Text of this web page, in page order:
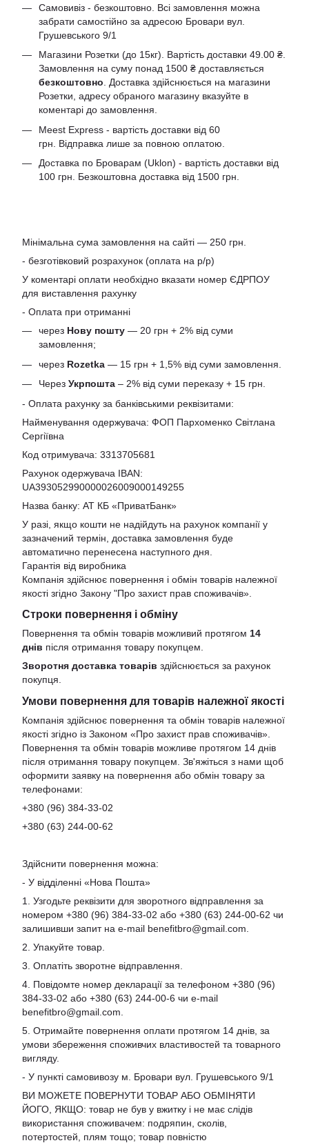
Самовивіз - безкоштовно. Всі замовлення можна
забрати самостійно за адресою Бровари вул.
Грушевського 9/1
Магазини Розетки (до 15кг). Вартість доставки 49.00 ₴.
Замовлення на суму понад 1500 ₴ доставляється
безкоштовно . Доставка здійснюється на магазини
Розетки, адресу обраного магазину вказуйте в
коментарі до замовлення.
Meest Express - вартість доставки від 60
грн. Відправка лише за повною оплатою.
Доставка по Броварам (Uklon) - вартість доставки від
100 грн. Безкоштовна доставка від 1500 грн.
Мінімальна сума замовлення на сайті — 250 грн.
- безготівковий розрахунок (оплата на р/р)
У коментарі оплати необхідно вказати номер ЄДРПОУ
для виставлення рахунку
- Оплата при отриманні
через Нову пошту — 20 грн + 2% від суми
замовлення;
через Rozetka — 15 грн + 1,5% від суми замовлення.
Через Укрпошта – 2% від суми переказу + 15 грн.
- Оплата рахунку за банківськими реквізитами:
Найменування одержувача: ФОП Пархоменко Світлана
Сергіївна
Код отримувача: 3313705681
Рахунок одержувача IBAN:
UA393052990000026009000149255
Назва банку: АТ КБ «ПриватБанк»
У разі, якщо кошти не надійдуть на рахунок компанії у
зазначений термін, доставка замовлення буде
автоматично перенесена наступного дня.
Гарантія від виробника
Компанія здійснює повернення і обмін товарів належної
якості згідно Закону "Про захист прав споживачів»
Строки повернення і обміну
Повернення та обмін товарів можливий протягом 14
днів після отримання товару покупцем.
Зворотня доставка товарів здійснюється за рахунок
покупця.
Умови повернення для товарів належної якості
Компанія здійснює повернення та обмін товарів належної
якості згідно із Законом «Про захист прав споживачів».
Повернення та обмін товарів можливе протягом 14 днів
після отримання товару покупцем. Зв'яжіться з нами щоб
оформити заявку на повернення або обмін товару за
телефонами:
+380 (96) 384-33-02
+380 (63) 244-00-62
Здійснити повернення можна:
- У відділенні «Нова Пошта»
1. Узгодьте реквізити для зворотного відправлення за
номером +380 (96) 384-33-02 або +380 (63) 244-00-62 чи
залишивши запит на e-mail benefitbro@gmail.com
2. Упакуйте товар.
3. Оплатіть зворотне відправлення.
4. Повідомте номер декларації за телефоном +380 (96)
384-33-02 або +380 (63) 244-00-6 чи e-mail
benefitbro@gmail.com
5. Отримайте повернення оплати протягом 14 днів, за
умови збереження споживчих властивостей та товарного
вигляду.
- У пункті самовивозу м. Бровари вул. Грушевського 9/1
ВИ МОЖЕТЕ ПОВЕРНУТИ ТОВАР АБО ОБМІНЯТИ
ЙОГО, ЯКЩО: товар не був у вжитку і не має слідів
використання споживачем: подряпин, сколів,
потертостей, плям тощо; товар повністю